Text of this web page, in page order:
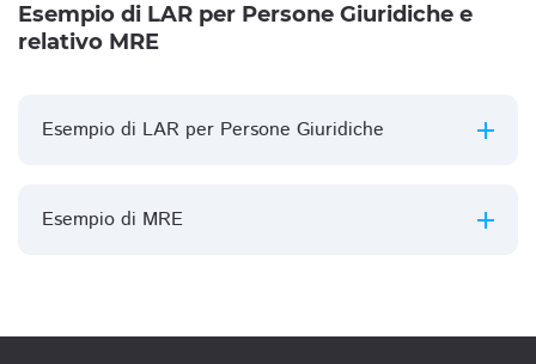
Esempio di LAR per Persone Giuridiche e
relativo MRE
Esempio di LAR per Persone Giuridiche
Esempio di MRE